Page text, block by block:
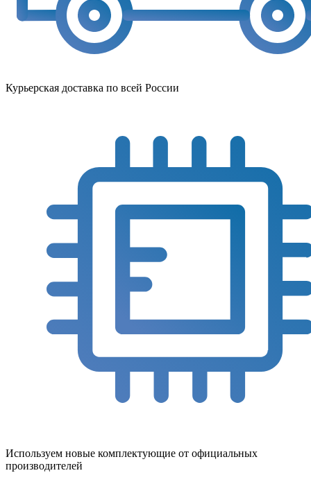
Курьерская доставка по всей России
Используем новые комплектующие от официальных
производителей